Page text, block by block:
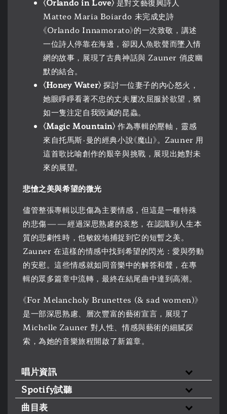
〈Orlando in Love〉 是對文藝復興詩人
Matteo Maria Boiardo 未完成史詩
《Orlando Innamorato》的一次致敬，講述
一位詩人停靠在海邊，卻因人魚歌聲而墜入情
網的故事，展現了古典神話與 Zauner 俏皮幽
默的結合。
〈Honey Water〉 探討一位妻子的內心怒火，
她眼睜睜看著不忠的丈夫屢次屈服於欲望，猶
如一隻注定自我毀滅的昆蟲。
〈Magic Mountain〉 作為專輯的壓軸，靈感
來自托馬斯·曼的經典小說《魔山》。Zauner 用
這首歌比喻創作的艱辛與挑戰，展現出她對未
來的展望。
悲愴之美與希望的微光
儘管整張專輯以悲傷為主要情感，但這是一種特殊
的悲傷——經過深思熟慮的哀愁，在認識到人生本
質的悲劇性時，也敏銳地捕捉到它的短暫之美。
Zauner 在這樣的情感中找到希望的閃光：愛與勞動
的安慰。這些情感就如同音樂中的解答和聲，在專
輯的眾多篇章中流轉，最終在結尾曲中達到高潮。
《For Melancholy Brunettes (& sad women)》
是一部深思熟慮、層次豐富的藝術宣言，展現了
Michelle Zauner 對人性、情感與藝術的細膩探
索，為她的音樂旅程開啟了新篇章。
唱片資訊
Spotify試聽
曲目表